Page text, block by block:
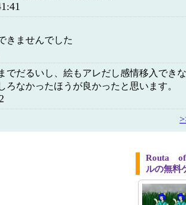
きませんでした
でだるいし、絵もアレだし感情移入でき
ろなかったほうが良かったと思います。
Routa of
ルの無料